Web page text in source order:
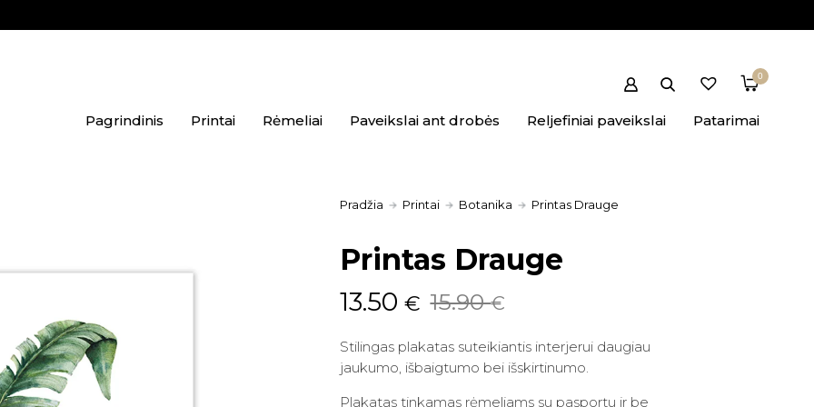
0
Pagrindinis Printai Rėmeliai Paveikslai ant drobės Reljefiniai paveikslai Patarimai
Pradžia Printai Botanika Printas Drauge
Printas Drauge
15.90€
Original
was:
13.50€
Current
is:
Stilingas plakatas suteikiantis interjerui daugiau
jaukumo, išbaigtumo bei išskirtinumo.
Plakatas tinkamas rėmeliams su pasportu ir be